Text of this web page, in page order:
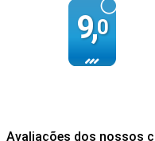
9,0
Avaliações dos nossos